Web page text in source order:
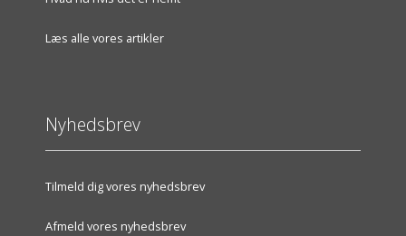
Læs alle vores artikler
Nyhedsbrev
Tilmeld dig vores nyhedsbrev
Afmeld vores nyhedsbrev